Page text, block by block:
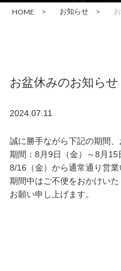
HOME ＞ お知らせ ＞
お盆休みのお知らせ
2024.07.11
誠に勝手ながら下記の期間、
期間：8月9日（金）～8月15
8/16（金）から通常通り営業
期間中はご不便をおかけい
お願い申し上げます。